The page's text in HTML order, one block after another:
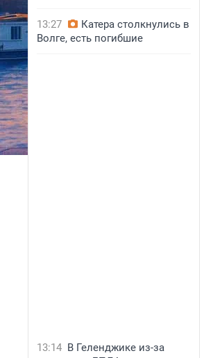
13:27
Катера столкнулись в
Волге, есть погибшие
13:14 В Геленджике из-за